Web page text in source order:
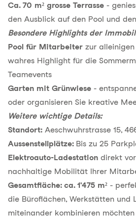
Ca. 70 m² grosse Terrasse -
den Ausblick auf den Pool und
Besondere Highlights der
Pool für Mitarbeiter zur
wahres Highlight für die
Teamevents
Garten mit Grünwiese -
oder organisieren Sie kreative
Weitere wichtige Details:
Standort: Aeschwuhrstrasse 15,
Aussenstellplätze: Bis zu 25
Elektroauto-Ladestation direkt
nachhaltige Mobilität Ihrer
Gesamtfläche: ca. 1'475 m² -
die Büroflächen, Werkstätten und
miteinander kombinieren möchten